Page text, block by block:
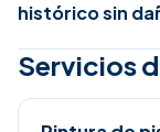
histórico sin
Servicios